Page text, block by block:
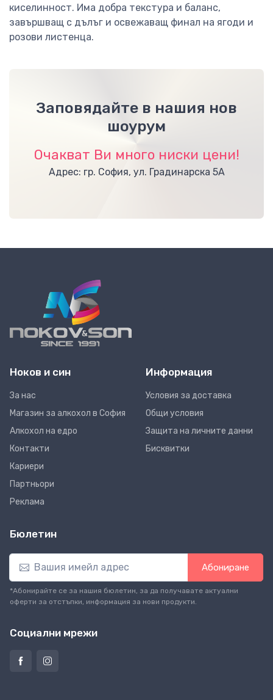
киселинност. Има добра текстура и баланс,
завършващ с дълъг и освежаващ финал на ягоди и
розови листенца.
Заповядайте в нашия нов
шоурум
Очакват Ви много ниски цени!
Адрес: гр. София, ул. Градинарска 5А
Ноков и син
За нас
Магазин за алкохол в София
Алкохол на едро
Контакти
Кариери
Партньори
Реклама
Информация
Условия за доставка
Общи условия
Защита на личните данни
Бисквитки
Бюлетин
Абониране
*Абонирайте се за нашия бюлетин, за да получавате актуални
оферти за отстъпки, информация за нови продукти.
Социални мрежи